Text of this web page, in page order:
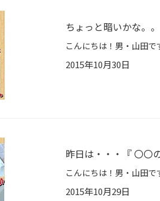
ちょっと暗いかな。。
2015年10月30日
昨日は・・・『 〇
2015年10月29日